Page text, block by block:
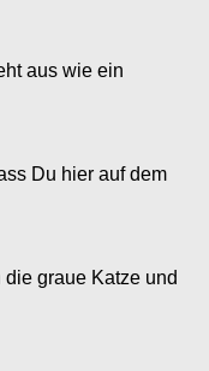
aus wie ein
Du hier auf dem
graue Katze und